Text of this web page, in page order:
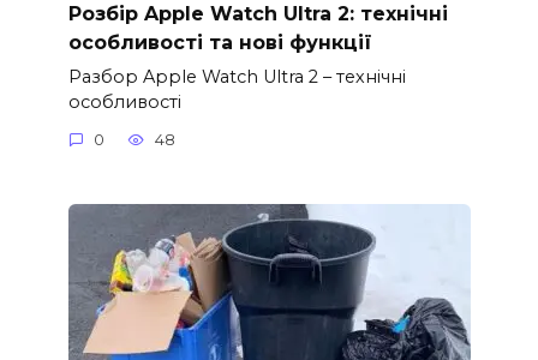
Розбір Apple Watch Ultra 2: технічні
особливості та нові функції
Разбор Apple Watch Ultra 2 – технічні
особливості
0 48